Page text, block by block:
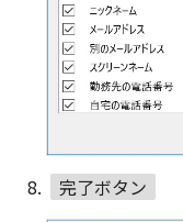
完了ボタン